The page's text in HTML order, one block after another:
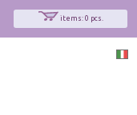
items: 0 pcs.